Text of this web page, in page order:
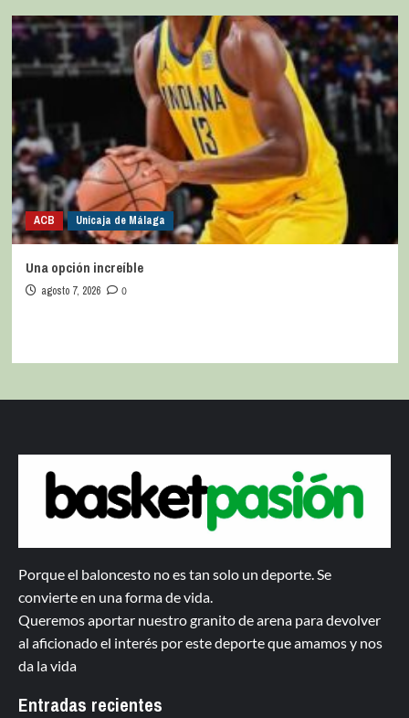
ACB Unicaja de Málaga
Una opción increíble
agosto 7, 2026 0
Porque el baloncesto no es tan solo un deporte. Se
convierte en una forma de vida.
Queremos aportar nuestro granito de arena para devolver
al aficionado el interés por este deporte que amamos y nos
da la vida
Entradas recientes